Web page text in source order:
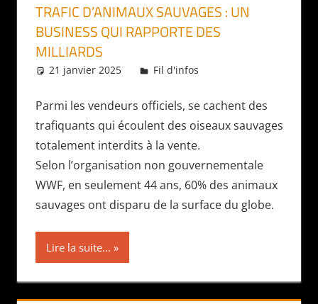
TRAFIC D’ANIMAUX SAUVAGES : UN
BUSINESS QUI RAPPORTE DES
MILLIARDS
21 janvier 2025 Daniel
Fil d'infos
Parmi les vendeurs officiels, se cachent des
trafiquants qui écoulent des oiseaux sauvages
totalement interdits à la vente.
Selon l’organisation non gouvernementale
WWF, en seulement 44 ans, 60% des animaux
sauvages ont disparu de la surface du globe.
Lire la suite...